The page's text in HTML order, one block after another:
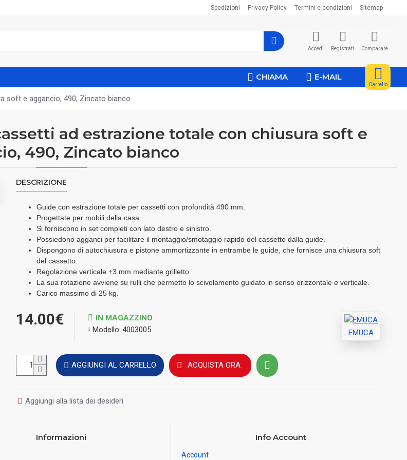
Spedizioni Privacy Policy Termini e condizioni Sitemap
Accedi Registrati Comparare
CHIAMA E-MAIL
Carrello
soft e aggancio, 490, Zincato bianco
ad estrazione totale con chiusura soft e
490, Zincato bianco
DESCRIZIONE
Guide con estrazione totale per cassetti con profondità 490 mm.
Progettate per mobili della casa.
Si forniscono in set completi con lato destro e sinistro.
Possiedono agganci per facilitare il montaggio/smotaggio rapido del cassetto dalla guide.
Dispongono di autochiusura e pistone ammortizzante in entrambe le guide, che fornisce una chiusura soft
del cassetto.
Regolazione verticale +3 mm mediante grilletto.
La sua rotazione avviene su rulli che permetto lo scivolamento guidato in senso orizzontale e verticale.
Carico massimo di 25 kg.
14.00€
IN MAGAZZINO
Modello: 4003005 EMUCA
AGGIUNGI AL CARRELLO ACQUISTA ORA
Aggiungi alla lista dei desideri
Informazioni Info Account
Account